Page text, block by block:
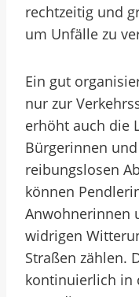
rechtzeitig und
um Unfälle zu
Ein gut
nur zur
erhöht auch die
Bürgerinnen
reibungslosen
können
Anwohnerinnen
widrigen
Straßen zählen.
kontinuierlich in